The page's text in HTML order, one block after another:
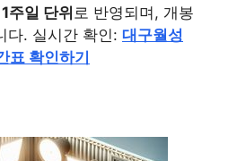
1주일 단위 로 반영되며, 개봉
다. 실시간 확인: 대구월성
표 확인하기